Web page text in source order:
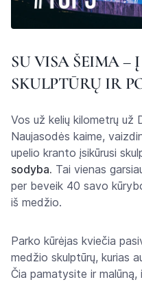
SU VISA ŠEIMA –
SKULPTŪRŲ IR
Vos už kelių kilometrų už
Naujasodės kaime,
upelio kranto įsikūrusi
sodyba. Tai vienas
per beveik 40 savo
iš medžio.
Parko kūrėjas kviečia
medžio skulptūrų, kurias
Čia pamatysite ir malūną,